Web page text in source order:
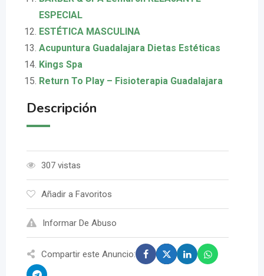
ESPECIAL
ESTÉTICA MASCULINA
Acupuntura Guadalajara Dietas Estéticas
Kings Spa
Return To Play – Fisioterapia Guadalajara
Descripción
307 vistas
Añadir a Favoritos
Informar De Abuso
Compartir este Anuncio: